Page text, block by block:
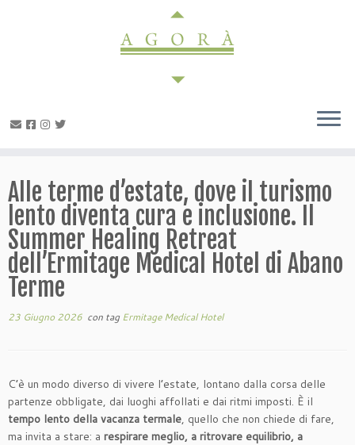
Alle terme d’estate, dove il turismo
lento diventa cura e inclusione. Il
Summer Healing Retreat
dell’Ermitage Medical Hotel di Abano
Terme
23 Giugno 2026 con tagErmitage Medical Hotel
C’è un modo diverso di vivere l’estate, lontano dalla corsa delle
partenze obbligate, dai luoghi affollati e dai ritmi imposti. È il
tempo lento della vacanza termale, quello che non chiede di fare,
ma invita a stare: a respirare meglio, a ritrovare equilibrio, a